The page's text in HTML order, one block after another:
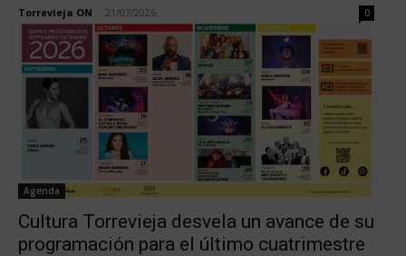
Torrevieja ON 21/07/2026 0
Agenda
Cultura Torrevieja desvela un avance de su
programación para el último cuatrimestre